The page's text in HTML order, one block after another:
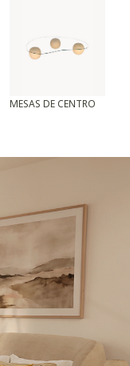
MESAS DE CENTRO